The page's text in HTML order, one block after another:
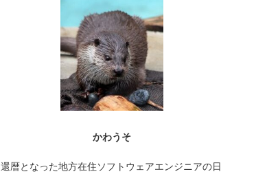
かわうそ
還暦となった地方在住ソフトウェアエンジニアの日